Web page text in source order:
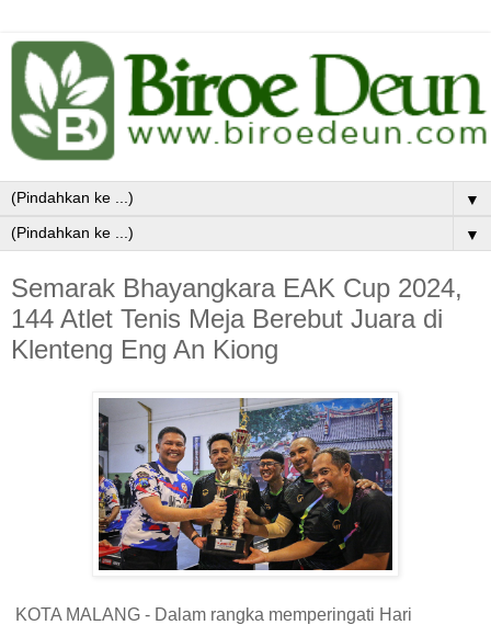
▼
▼
Semarak Bhayangkara EAK Cup 2024,
144 Atlet Tenis Meja Berebut Juara di
Klenteng Eng An Kiong
KOTA MALANG - Dalam rangka memperingati Hari